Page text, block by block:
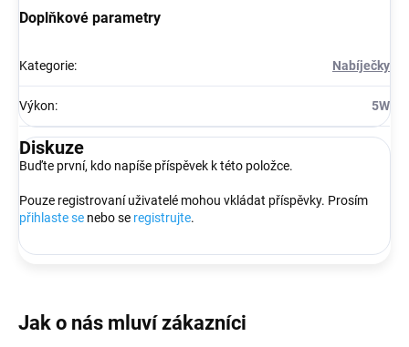
Doplňkové parametry
Kategorie: Nabíječky
Výkon: 5W
Diskuze
Buďte první, kdo napíše příspěvek k této položce.
Pouze registrovaní uživatelé mohou vkládat příspěvky. Prosím
přihlaste se nebo se registrujte.